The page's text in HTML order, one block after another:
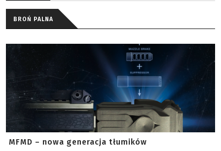
BROŃ PALNA
MFMD – nowa generacja tłumików